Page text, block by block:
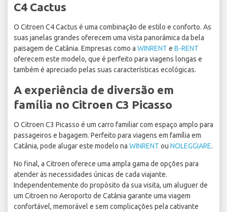
C4 Cactus
O Citroen C4 Cactus é uma combinação de estilo e conforto. As
suas janelas grandes oferecem uma vista panorâmica da bela
paisagem de Catânia. Empresas como a WINRENT e B-RENT
oferecem este modelo, que é perfeito para viagens longas e
também é apreciado pelas suas características ecológicas.
A experiência de diversão em
família no Citroen C3 Picasso
O Citroen C3 Picasso é um carro familiar com espaço amplo para
passageiros e bagagem. Perfeito para viagens em família em
Catânia, pode alugar este modelo na WINRENT ou NOLEGGIARE.
No final, a Citroen oferece uma ampla gama de opções para
atender às necessidades únicas de cada viajante.
Independentemente do propósito da sua visita, um aluguer de
um Citroen no Aeroporto de Catânia garante uma viagem
confortável, memorável e sem complicações pela cativante